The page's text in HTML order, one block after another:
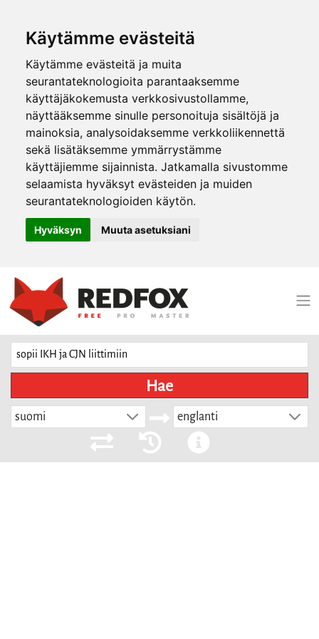
Käytämme evästeitä
Käytämme evästeitä ja muita
seurantateknologioita parantaaksemme
käyttäjäkokemusta verkkosivustollamme,
näyttääksemme sinulle personoituja sisältöjä ja
mainoksia, analysoidaksemme verkkoliikennettä
sekä lisätäksemme ymmärrystämme
käyttäjiemme sijainnista. Jatkamalla sivustomme
selaamista hyväksyt evästeiden ja muiden
seurantateknologioiden käytön.
Hyväksyn Muuta asetuksiani
Hae
suomi englanti